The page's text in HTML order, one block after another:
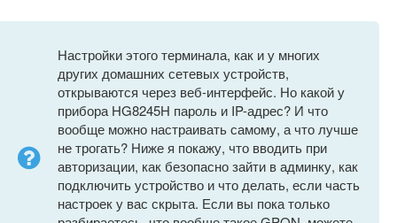
Настройки этого терминала, как и у многих
других домашних сетевых устройств,
открываются через веб-интерфейс. Но какой у
прибора HG8245H пароль и IP-адрес? И что
вообще можно настраивать самому, а что лучше
не трогать? Ниже я покажу, что вводить при
авторизации, как безопасно зайти в админку, как
подключить устройство и что делать, если часть
настроек у вас скрыта. Если вы пока только